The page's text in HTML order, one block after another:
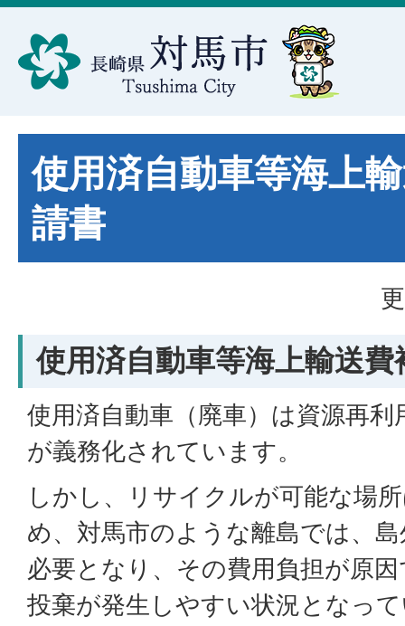
使用済自動車等海上
請書
使用済自動車等海上輸送費
使用済自動車（廃車）は資源再
が義務化されています。
しかし、リサイクルが可能な場
め、対馬市のような離島では、
必要となり、その費用負担が原
投棄が発生しやすい状況となっ